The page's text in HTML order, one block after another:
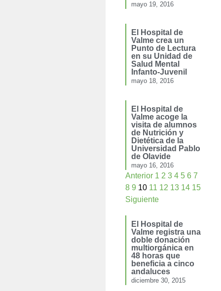
mayo 19, 2016
El Hospital de
Valme crea un
Punto de Lectura
en su Unidad de
Salud Mental
Infanto-Juvenil
mayo 18, 2016
El Hospital de
Valme acoge la
visita de alumnos
de Nutrición y
Dietética de la
Universidad Pablo
de Olavide
mayo 16, 2016
Anterior 1 2 3 4 5 6 7
8 9 10 11 12 13 14 15
Siguiente
El Hospital de
Valme registra una
doble donación
multiorgánica en
48 horas que
beneficia a cinco
andaluces
diciembre 30, 2015